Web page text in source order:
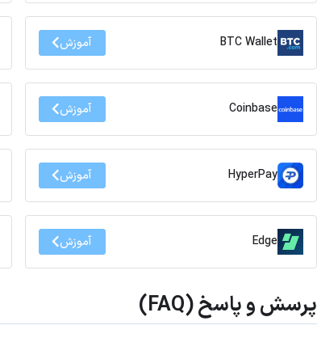
BTC Wallet آموزش
Coinbase آموزش
HyperPay آموزش
Edge آموزش
پرسش و پاسخ (FAQ)